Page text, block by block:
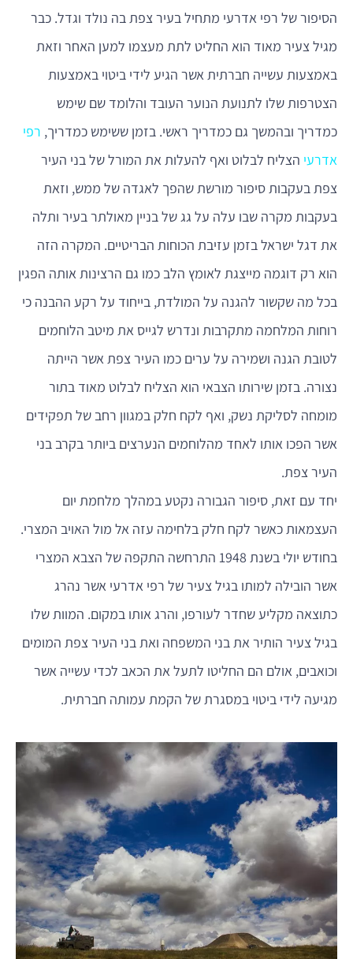
הסיפור של רפי אדרעי מתחיל בעיר צפת בה נולד וגדל. כבר
מגיל צעיר מאוד הוא החליט לתת מעצמו למען האחר וזאת
באמצעות עשייה חברתית אשר הגיע לידי ביטוי באמצעות
הצטרפות שלו לתנועת הנוער העובד והלומד שם שימש
כמדריך ובהמשך גם כמדריך ראשי. בזמן ששימש כמדריך, רפי
אדרעי הצליח לבלוט ואף להעלות את המורל של בני העיר
צפת בעקבות סיפור מורשת שהפך לאגדה של ממש, וזאת
בעקבות מקרה שבו עלה על גג של בניין מאולתר בעיר ותלה
את דגל ישראל בזמן עזיבת הכוחות הבריטיים. המקרה הזה
הוא רק דוגמה מייצגת לאומץ הלב כמו גם הרצינות אותה הפגין
בכל מה שקשור להגנה על המולדת, בייחוד על רקע ההבנה כי
רוחות המלחמה מתקרבות ונדרש לגייס את מיטב הלוחמים
לטובת הגנה ושמירה על ערים כמו העיר צפת אשר הייתה
נצורה. בזמן שירותו הצבאי הוא הצליח לבלוט מאוד בתור
מומחה לסליקת נשק, ואף לקח חלק במגוון רחב של תפקידים
אשר הפכו אותו לאחד מהלוחמים הנערצים ביותר בקרב בני
העיר צפת.
יחד עם זאת, סיפור הגבורה נקטע במהלך מלחמת יום
העצמאות כאשר לקח חלק בלחימה עזה אל מול האויב המצרי.
בחודש יולי בשנת 1948 התרחשה התקפה של הצבא המצרי
אשר הובילה למותו בגיל צעיר של רפי אדרעי אשר נהרג
כתוצאה מקליע שחדר לעורפו, והרג אותו במקום. המוות שלו
בגיל צעיר הותיר את בני המשפחה ואת בני העיר צפת המומים
וכואבים, אולם הם החליטו לתעל את הכאב לכדי עשייה אשר
מגיעה לידי ביטוי במסגרת של הקמת עמותה חברתית.